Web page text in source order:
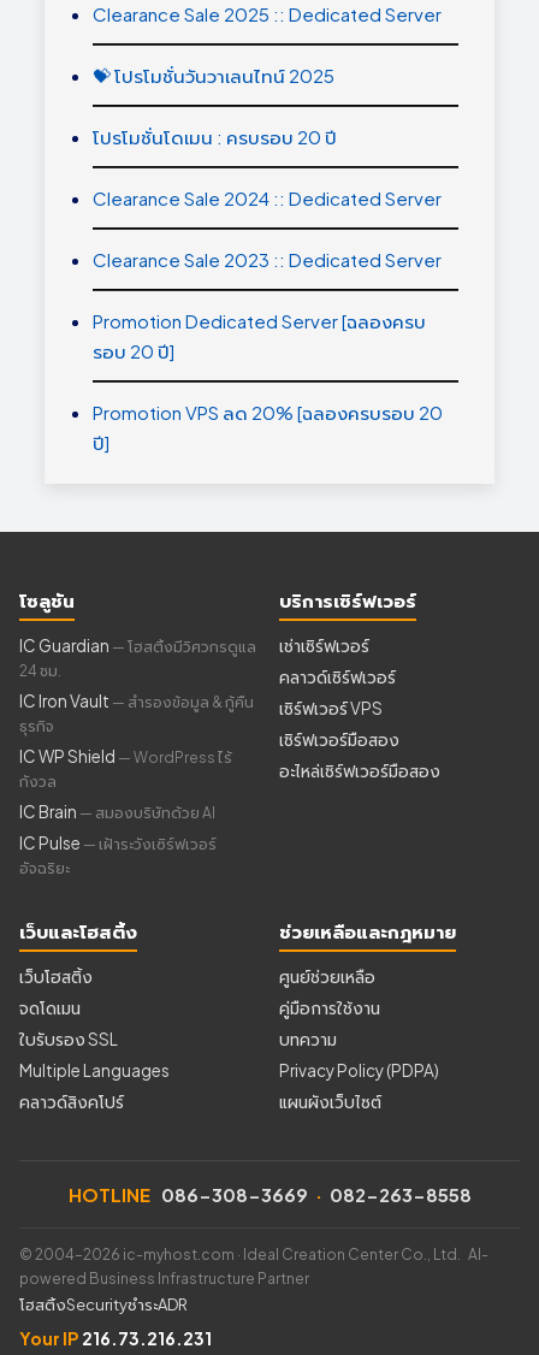
Clearance Sale 2025 :: Dedicated Server
💝 โปรโมชั่นวันวาเลนไทน์ 2025
โปรโมชั่นโดเมน : ครบรอบ 20 ปี
Clearance Sale 2024 :: Dedicated Server
Clearance Sale 2023 :: Dedicated Server
Promotion Dedicated Server [ฉลองครบ
รอบ 20 ปี]
Promotion VPS ลด 20% [ฉลองครบรอบ 20
ปี]
โซลูชัน
IC Guardian — โฮสติ้งมีวิศวกรดูแล
24 ชม.
IC Iron Vault — สำรองข้อมูล & กู้คืน
ธุรกิจ
IC WP Shield — WordPress ไร้
กังวล
IC Brain — สมองบริษัทด้วย AI
IC Pulse — เฝ้าระวังเซิร์ฟเวอร์
อัจฉริยะ
บริการเซิร์ฟเวอร์
เช่าเซิร์ฟเวอร์
คลาวด์เซิร์ฟเวอร์
เซิร์ฟเวอร์ VPS
เซิร์ฟเวอร์มือสอง
อะไหล่เซิร์ฟเวอร์มือสอง
เว็บและโฮสติ้ง
เว็บโฮสติ้ง
จดโดเมน
ใบรับรอง SSL
Multiple Languages
คลาวด์สิงคโปร์
ช่วยเหลือและกฎหมาย
ศูนย์ช่วยเหลือ
คู่มือการใช้งาน
บทความ
Privacy Policy (PDPA)
แผนผังเว็บไซต์
HOTLINE 086-308-3669 · 082-263-8558
© 2004–2026 ic-myhost.com · Ideal Creation Center Co., Ltd. AI-
powered Business Infrastructure Partner
โฮสติ้งSecurityชำระADR
Your IP 216.73.216.231